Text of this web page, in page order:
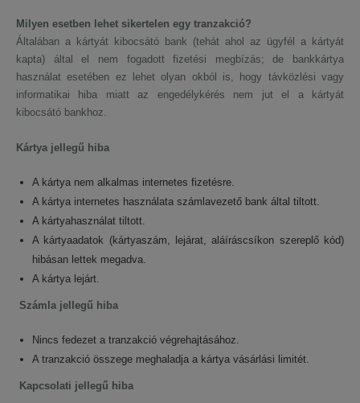
Milyen esetben lehet sikertelen egy tranzakció?
Általában a kártyát kibocsátó bank (tehát ahol az ügyfél a kártyát
kapta) által el nem fogadott fizetési megbízás; de bankkártya
használat esetében ez lehet olyan okból is, hogy távközlési vagy
informatikai hiba miatt az engedélykérés nem jut el a kártyát
kibocsátó bankhoz.
Kártya jellegű hiba
A kártya nem alkalmas internetes fizetésre.
A kártya internetes használata számlavezető bank által tiltott.
A kártyahasználat tiltott.
A kártyaadatok (kártyaszám, lejárat, aláíráscsíkon szereplő kód)
hibásan lettek megadva.
A kártya lejárt.
Számla jellegű hiba
Nincs fedezet a tranzakció végrehajtásához.
A tranzakció összege meghaladja a kártya vásárlási limitét.
Kapcsolati jellegű hiba